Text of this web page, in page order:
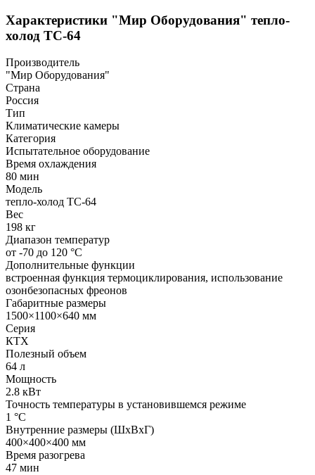
Характеристики "Мир Оборудования" тепло-
холод ТС-64
Производитель
"Мир Оборудования"
Страна
Россия
Тип
Климатические камеры
Категория
Испытательное оборудование
Время охлаждения
80 мин
Модель
тепло-холод ТС-64
Вес
198 кг
Диапазон температур
от -70 до 120 °C
Дополнительные функции
встроенная функция термоциклирования, использование
озонбезопасных фреонов
Габаритные размеры
1500×1100×640 мм
Серия
КТХ
Полезный объем
64 л
Мощность
2.8 кВт
Точность температуры в установившемся режиме
1 °C
Внутренние размеры (ШхВхГ)
400×400×400 мм
Время разогрева
47 мин